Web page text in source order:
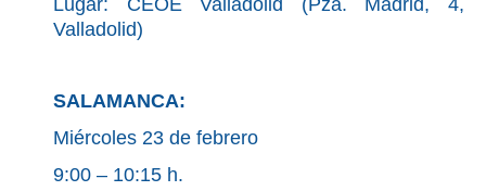
Valladolid)
SALAMANCA:
Miércoles 23 de febrero
9:00 – 10:15 h.